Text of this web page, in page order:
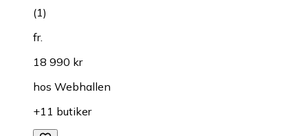
(1)
fr.
18 990 kr
hos Webhallen
+11 butiker